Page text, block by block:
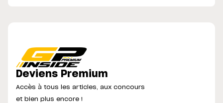
Deviens Premium
Accès à tous les articles, aux concours
et bien plus encore !